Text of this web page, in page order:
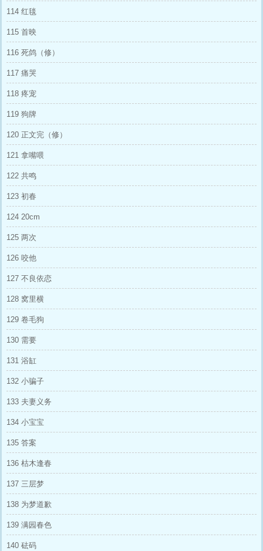
114 红毯
115 首映
116 死鸽（修）
117 痛哭
118 疼宠
119 狗牌
120 正文完（修）
121 拿嘴喂
122 共鸣
123 初春
124 20cm
125 两次
126 咬他
127 不良依恋
128 窝里横
129 卷毛狗
130 需要
131 浴缸
132 小骗子
133 夫妻义务
134 小宝宝
135 答案
136 枯木逢春
137 三层梦
138 为梦道歉
139 满园春色
140 砝码